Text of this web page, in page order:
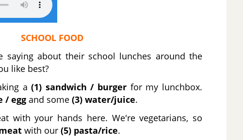
SCHOOL FOOD
saying about their school lunches around the
like best?
a(1) sandwich / burger for my lunchbox.
/ egg and some (3) water/juice.
with your hands here. We're vegetarians, so
with our (5) pasta/rice.